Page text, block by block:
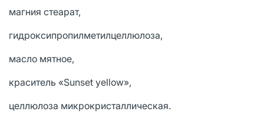
магния стеарат,
гидроксипропилметилцеллюлоза,
масло мятное,
краситель «Sunset yellow»,
целлюлоза микрокристаллическая.